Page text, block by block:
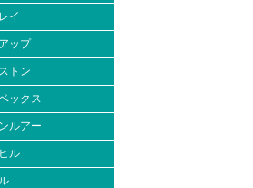
イ
ップ
トン
ックス
ルアー
ル